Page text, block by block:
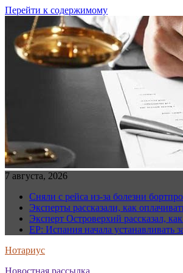
Перейти к содержимому
7 августа, 2026
Сняли с рейса из-за болезни
Эксперты рассказали, как
Эксперт Островерхий рассказал,
EP: Испания начала устанавливать
Нотариус
Новостная рассылка